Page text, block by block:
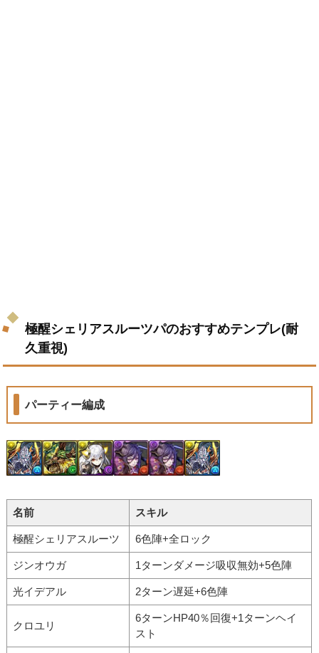
極醒シェリアスルーツパのおすすめテンプレ(耐
久重視)
パーティー編成
名前 スキル
極醒シェリアスルーツ 6色陣+全ロック
ジンオウガ 1ターンダメージ吸収無効+5色陣
光イデアル 2ターン遅延+6色陣
クロユリ
6ターンHP40％回復+1ターンヘイ
スト